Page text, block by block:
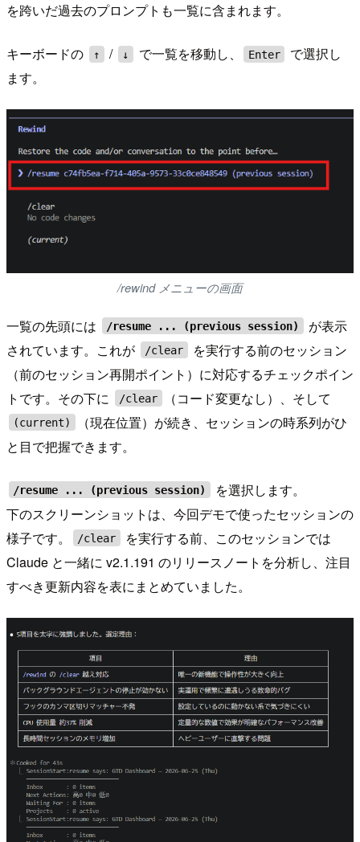
を跨いだ過去のプロンプトも一覧に含まれます。
キーボードの ↑ / ↓ で一覧を移動し、 Enter
で選択し
ます。
/rewind メニューの画面
一覧の先頭には /resume ... (previous session)
が表示
されています。これが
/clear
を実行する前のセッション
（前のセッション再開ポイント）に対応するチェックポイン
トです。その下に
/clear （コード変更なし）、そして
(current)
（現在位置）が続き、セッションの時系列がひ
と目で把握できます。
/resume ... (previous session)
を選択します。
下のスクリーンショットは、今回デモで使ったセッションの
様子です。
/clear
を実行する前、このセッションでは
Claude と一緒に v2.1.191 のリリースノートを分析し、注目
すべき更新内容を表にまとめていました。